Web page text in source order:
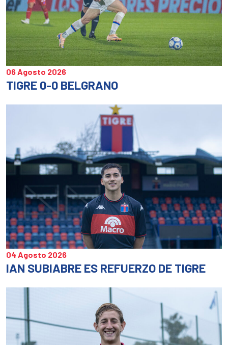
06 Agosto 2026
TIGRE 0-0 BELGRANO
04 Agosto 2026
IAN SUBIABRE ES REFUERZO DE TIGRE